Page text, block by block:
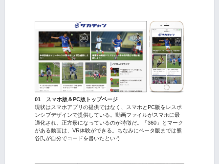
01 スマホ版＆PC版トップページ
現状はスマホアプリの提供ではなく、スマホとPC版をレスポ
ンシブデザインで提供している。動画ファイルがスマホに最
適化され、正方形になっているのが特徴だ。「360」とマーク
がある動画は、VR体験ができる。ちなみにベータ版までは熊
谷氏が自分でコードを書いたという